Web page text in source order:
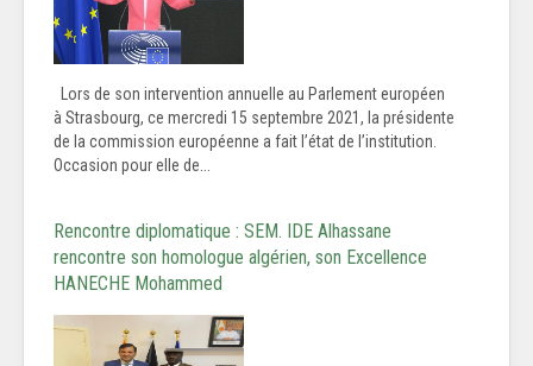
Lors de son intervention annuelle au Parlement européen
à Strasbourg, ce mercredi 15 septembre 2021, la présidente
de la commission européenne a fait l’état de l’institution.
Occasion pour elle de...
Rencontre diplomatique : SEM. IDE Alhassane
rencontre son homologue algérien, son Excellence
HANECHE Mohammed